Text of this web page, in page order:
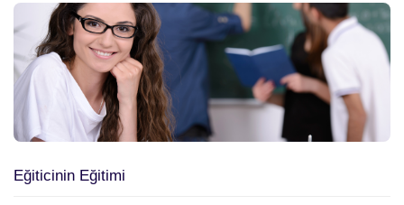
Eğiticinin Eğitimi